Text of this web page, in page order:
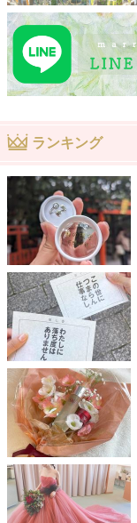
ランキング